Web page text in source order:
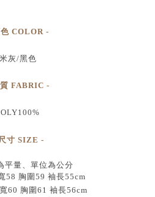
COLOR -
米灰/黑色
FABRIC -
寸 SIZE -
平量、單位為公分
58 胸圍59 袖長55cm
60 胸圍61 袖長56cm